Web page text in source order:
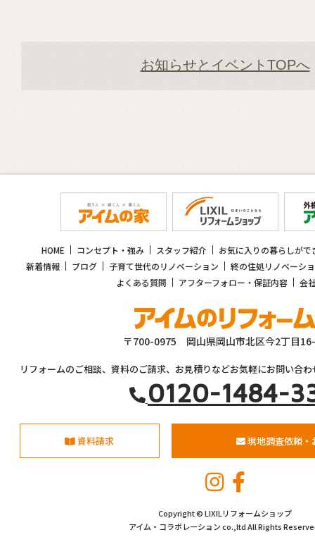
お知らせとイベントTOPへ
HOME コンセプト・強み スタッフ紹介
お気に入りの暮らしがで
新着情報
ブログ 子育て世代のリノベーション
終の住処リノベーシ
よくある質問
アフターフォロー・保証内容 会
〒700-0975 岡山県岡山市北区今2丁目
リフォームのご相談、資料のご請求、お見積りなどお気軽にお問い合
0120-1484-
資料請求 現地調査依頼・
Copyright © LIXILリフォームショップ
アイム・コラボレーション co.,ltd All Rights